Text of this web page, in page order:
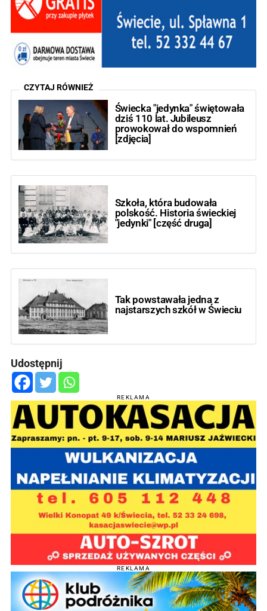
CZYTAJ RÓWNIEŻ
Świecka "jedynka" świętowała
dziś 110 lat. Jubileusz
prowokował do wspomnień
[zdjęcia]
Szkoła, która budowała
polskość. Historia świeckiej
"jedynki" [część druga]
Tak powstawała jedna z
najstarszych szkół w Świeciu
Udostępnij
REKLAMA
REKLAMA